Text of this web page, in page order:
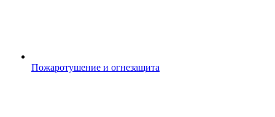
Пожаротушение и огнезащита